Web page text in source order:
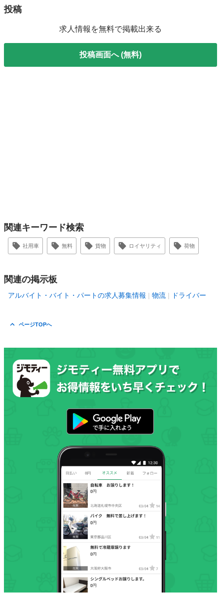
投稿
求人情報を無料で掲載出来る
投稿画面へ (無料)
関連キーワード検索
社用車 無料 貨物 ロイヤリティ 荷物
関連の掲示板
アルバイト・バイト・パートの求人募集情報 物流 ドライバー
ページTOPへ